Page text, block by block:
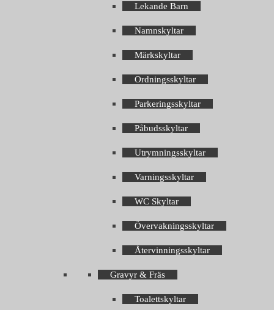
Lekande Barn
Namnskyltar
Märkskyltar
Ordningsskyltar
Parkeringsskyltar
Påbudsskyltar
Utrymningsskyltar
Varningsskyltar
WC Skyltar
Övervakningsskyltar
Återvinningsskyltar
Gravyr & Fräs
Toalettskyltar